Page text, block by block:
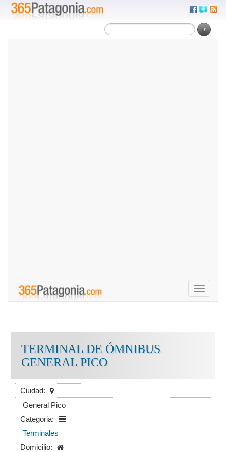
Toggle
TERMINAL DE ÓMNIBUS
GENERAL PICO
Ciudad:
General Pico
Categoria:
Terminales
Domicilio: